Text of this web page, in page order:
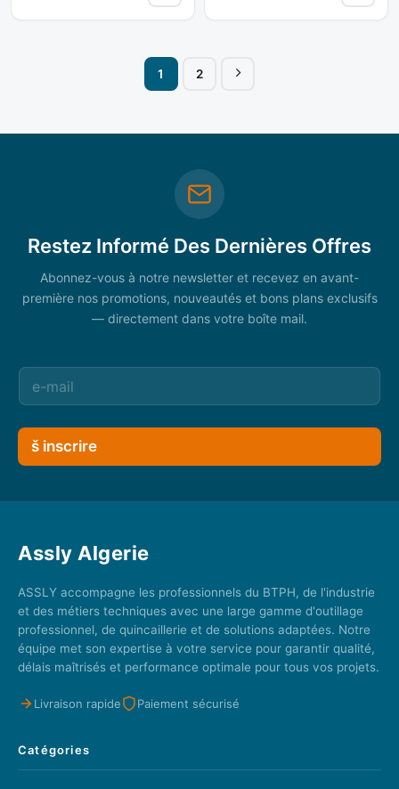
1 2
Restez Informé Des Dernières Offres
Abonnez-vous à notre newsletter et recevez en avant-
première nos promotions, nouveautés et bons plans exclusifs
— directement dans votre boîte mail.
š inscrire
Assly Algerie
ASSLY accompagne les professionnels du BTPH, de l'industrie
et des métiers techniques avec une large gamme d'outillage
professionnel, de quincaillerie et de solutions adaptées. Notre
équipe met son expertise à votre service pour garantir qualité,
délais maîtrisés et performance optimale pour tous vos projets.
Livraison rapide Paiement sécurisé
Catégories